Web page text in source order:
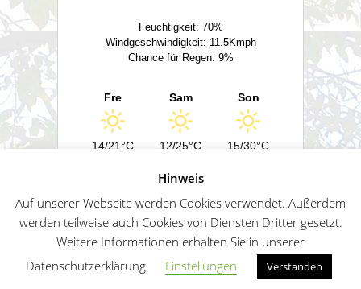
Feuchtigkeit: 70%
Windgeschwindigkeit: 11.5Kmph
Chance für Regen: 9%
Fre
14/21°C
Sam
12/25°C
Son
15/30°C
Impressum Datenschutz Sitemap German
Penguin WordPress Theme kreiert von WPZOO
Hinweis
Auf unserer Webseite werden Cookies verwendet. Außerdem
werden teilweise auch Cookies von Diensten Dritter gesetzt.
Weitere Informationen erhalten Sie in unserer
Datenschutzerklärung.
Einstellungen Verstanden